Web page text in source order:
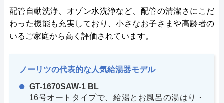
配管自動洗浄、オゾン水洗浄など、配管の清潔さにこだ
わった機能も充実しており、小さなお子さまや高齢者の
いるご家庭から高く評価されています。
ノーリツの代表的な人気給湯器モデル
GT-1670SAW-1 BL
16号オートタイプで、給湯とお風呂の湯はり・